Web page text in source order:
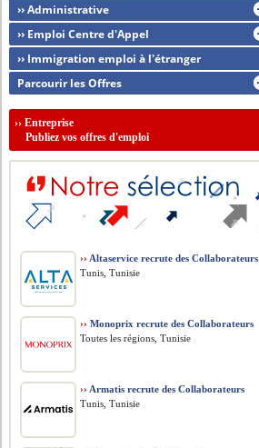
›› Administrative
›› Emploi Centre d'Appel
›› Immigration emploi à l'étranger
Parcourir les Offres
››Entreprise
Publiez vos offres d'emploi
›› Altaservice recrute des Collaborateurs
Tunis, Tunisie
›› Monoprix recrute des Collaborateurs
Toutes les régions, Tunisie
›› Armatis recrute des Collaborateurs
Tunis, Tunisie